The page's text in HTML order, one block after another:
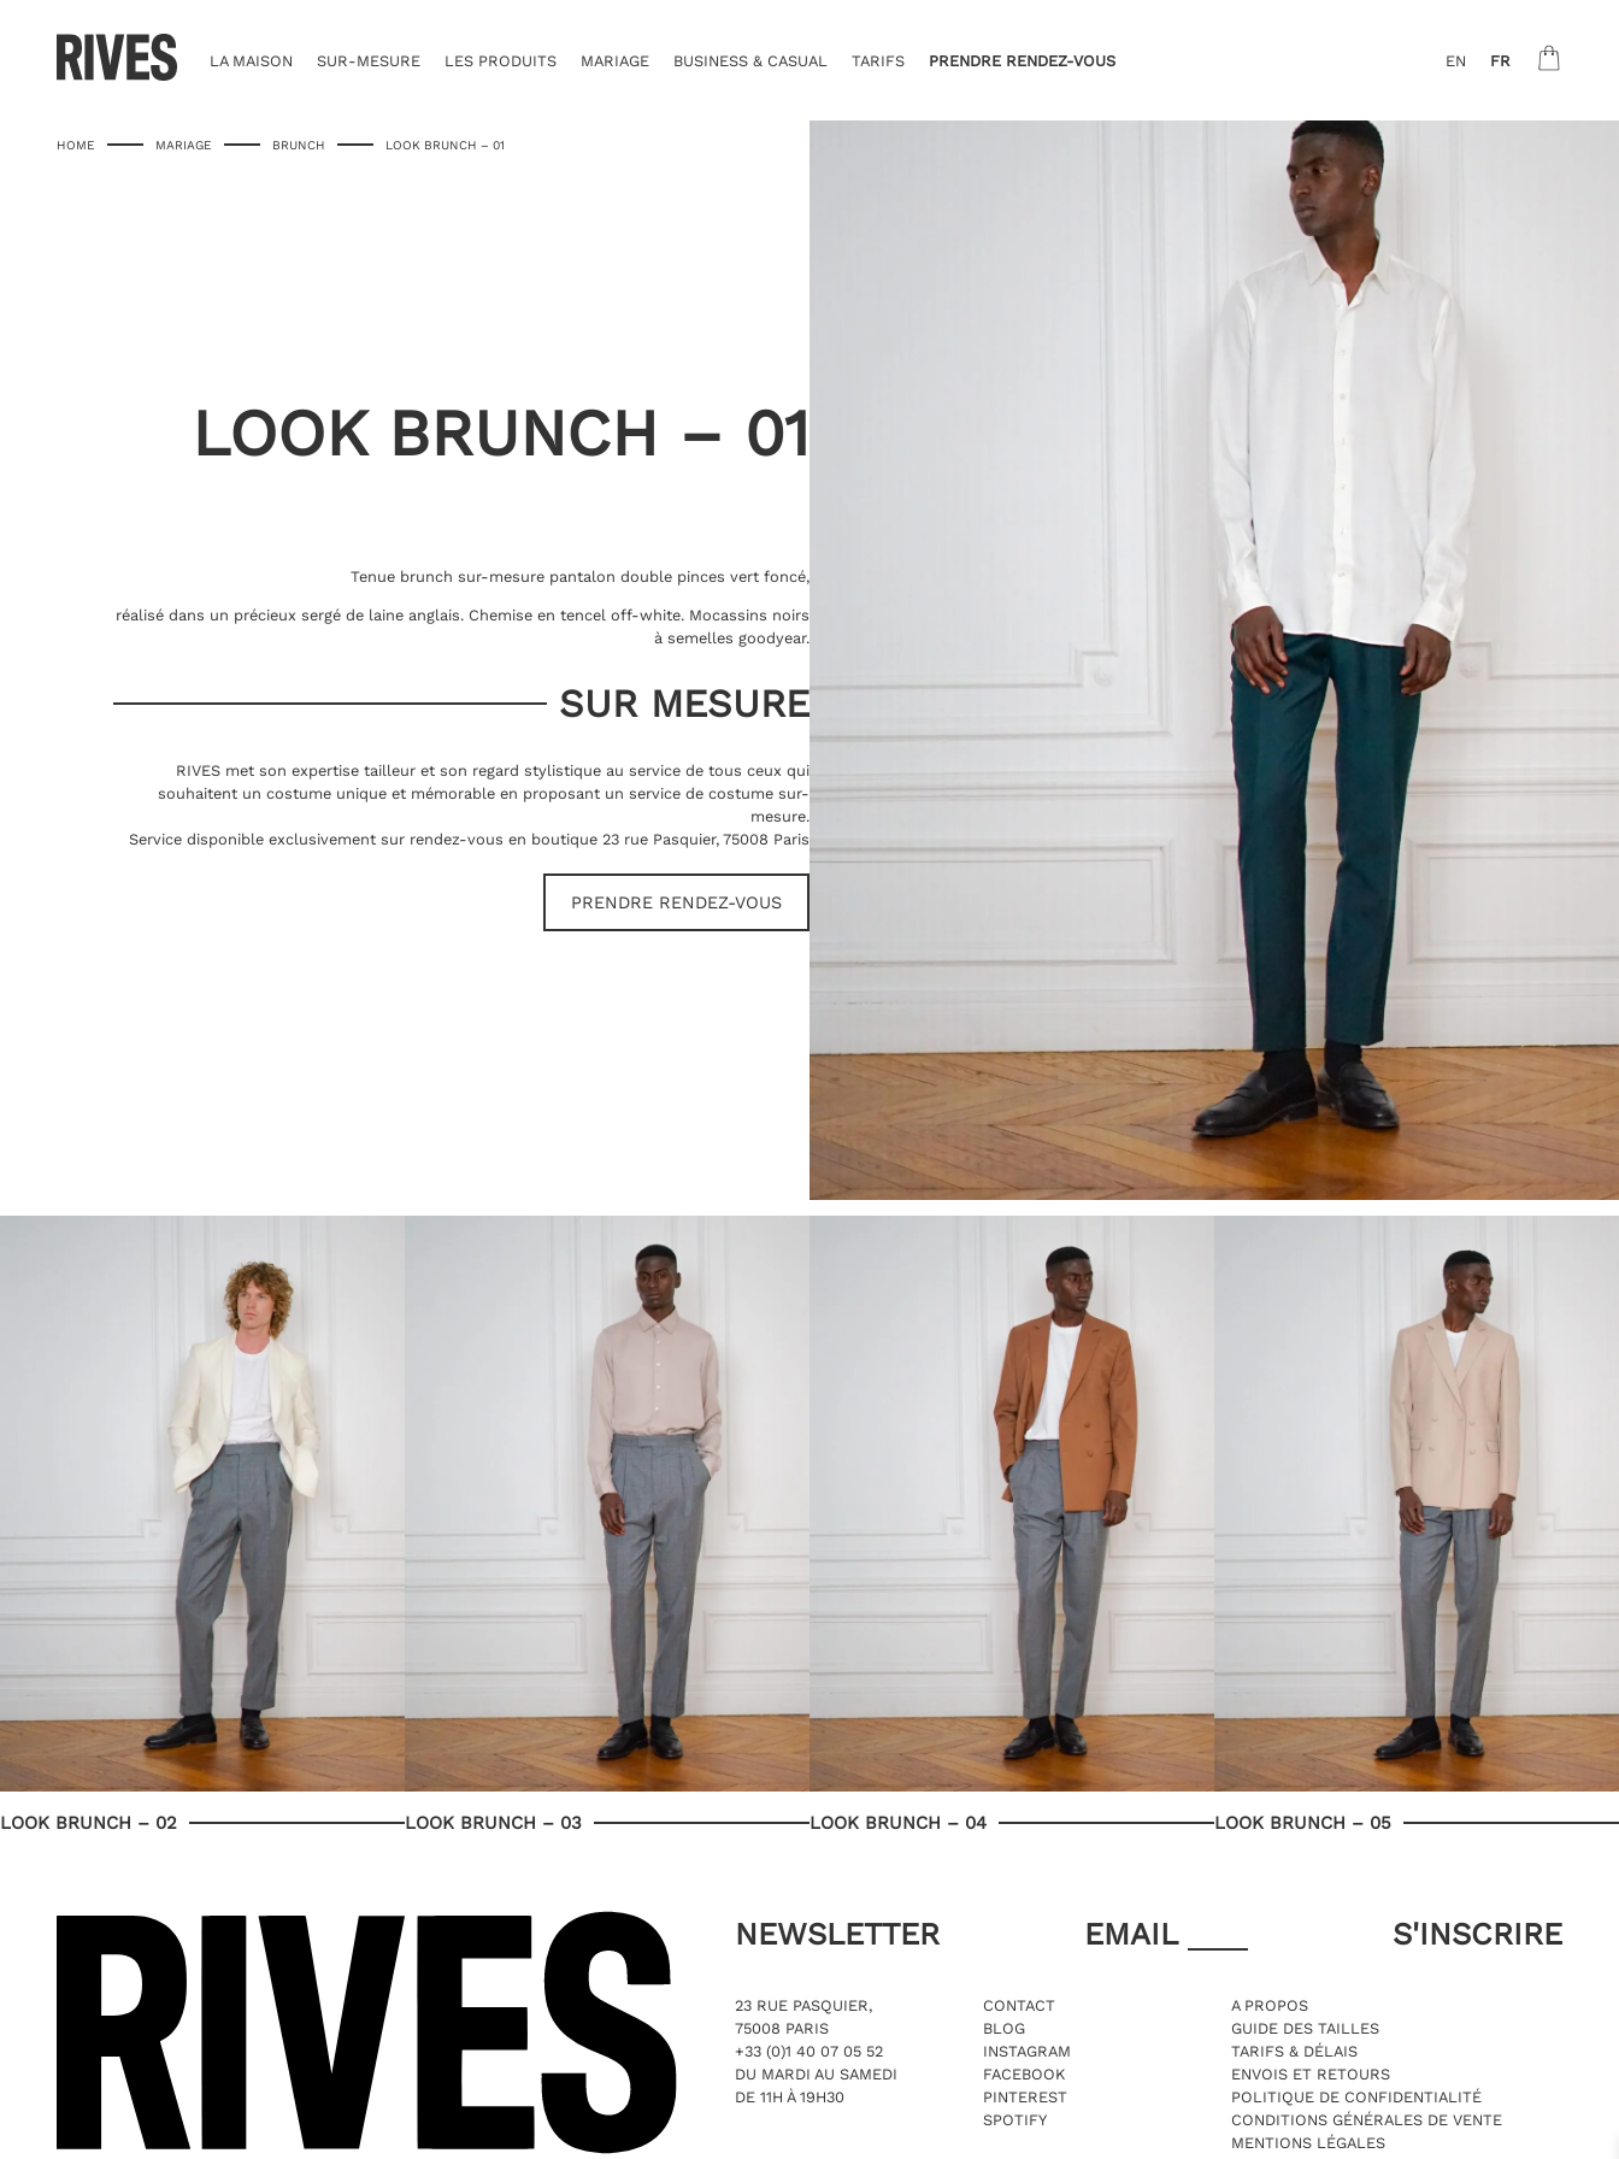
LA MAISON SUR-MESURE LES PRODUITS MARIAGE BUSINESS & CASUAL TARIFS PRENDRE RENDEZ-VOUS EN FR
HOME MARIAGE BRUNCH LOOK BRUNCH – 01
LOOK BRUNCH – 01
Tenue brunch sur-mesure pantalon double pinces vert foncé,
réalisé dans un précieux sergé de laine anglais. Chemise en tencel off-white. Mocassins noirs
à semelles goodyear.
SUR MESURE
RIVES met son expertise tailleur et son regard stylistique au service de tous ceux qui
souhaitent un costume unique et mémorable en proposant un service de costume sur-
mesure.
Service disponible exclusivement sur rendez-vous en boutique 23 rue Pasquier, 75008 Paris
PRENDRE RENDEZ-VOUS
LOOK BRUNCH – 02 LOOK BRUNCH – 03 LOOK BRUNCH – 04 LOOK BRUNCH – 05
NEWSLETTER EMAIL
23 RUE PASQUIER,
75008 PARIS
+33 (0)1 40 07 05 52
DU MARDI AU SAMEDI
DE 11H À 19H30
CONTACT
BLOG
INSTAGRAM
FACEBOOK
PINTEREST
SPOTIFY
A PROPOS
GUIDE DES TAILLES
TARIFS & DÉLAIS
ENVOIS ET RETOURS
POLITIQUE DE CONFIDENTIALITÉ
CONDITIONS GÉNÉRALES DE VENTE
MENTIONS LÉGALES